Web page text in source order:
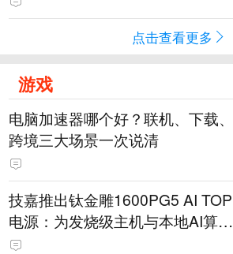
点击查看更多
游戏
电脑加速器哪个好？联机、下载、
跨境三大场景一次说清
技嘉推出钛金雕1600PG5 AI TOP
电源：为发烧级主机与本地AI算力
打造旗舰供电方案